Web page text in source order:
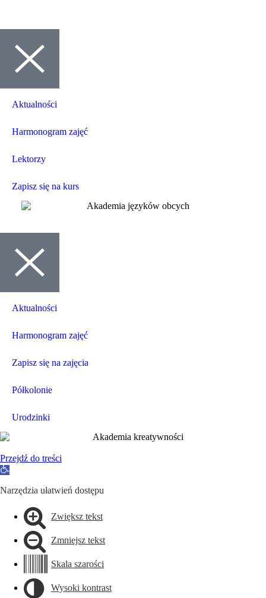
Aktualności
Harmonogram zajęć
Lektorzy
Zapisz się na kurs
Aktualności
Harmonogram zajęć
Zapisz się na zajęcia
Półkolonie
Urodzinki
Przejdź do treści
Otwórz
narzędzi
Narzędzia ułatwień dostępu
Zwiększ tekst
Zmniejsz tekst
Skala szarości
Wysoki kontrast